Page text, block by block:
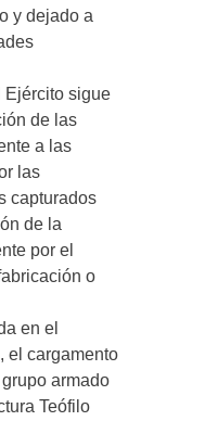
y dejado a
Ejército sigue
de las
a las
las
capturados
de la
por el
o
en el
el cargamento
armado
Teófilo